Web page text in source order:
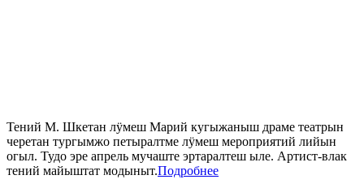
Тений М. Шкетан лӱмеш Марий кугыжаныш драме театрын
черетан тургымжо петыралтме лӱмеш мероприятий лийын
огыл. Тудо эре апрель мучаште эртаралтеш ыле. Артист-влак
тений майыштат модыныт.Подробнее